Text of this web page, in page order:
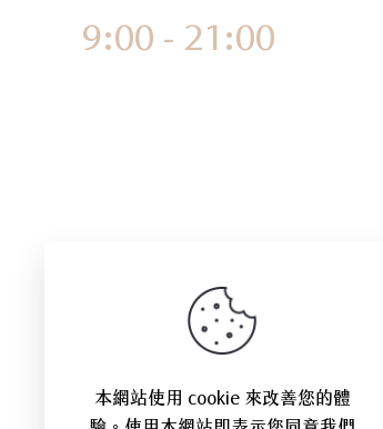
9:00 - 21:00
本網站使用 cookie 來改善您的體